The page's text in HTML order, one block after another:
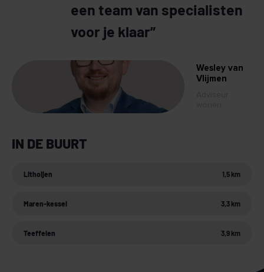
een team van specialisten
voor je klaar”
Wesley van
Vlijmen
IN DE BUURT
Lithoijen 1,5 km
Maren-kessel 3,3 km
Teeffelen 3,9 km